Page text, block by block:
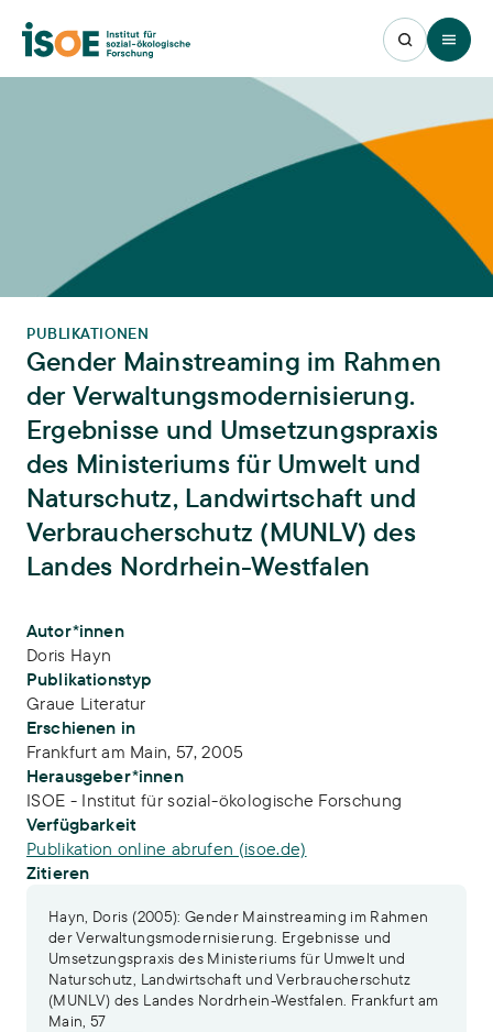
Open
PUBLIKATIONEN
Gender Mainstreaming im Rahmen
der Verwaltungsmodernisierung.
Ergebnisse und Umsetzungspraxis
des Ministeriums für Umwelt und
Naturschutz, Landwirtschaft und
Verbraucherschutz (MUNLV) des
Landes Nordrhein-Westfalen
Publikations-Infos
Autor*innen
Doris Hayn
Publikationstyp
Graue Literatur
Erschienen in
Frankfurt am Main, 57, 2005
Herausgeber*innen
ISOE - Institut für sozial-ökologische Forschung
Verfügbarkeit
Publikation online abrufen (isoe.de)
Zitieren
Hayn, Doris (2005): Gender Mainstreaming im Rahmen
der Verwaltungsmodernisierung. Ergebnisse und
Umsetzungspraxis des Ministeriums für Umwelt und
Naturschutz, Landwirtschaft und Verbraucherschutz
(MUNLV) des Landes Nordrhein-Westfalen. Frankfurt am
Main, 57